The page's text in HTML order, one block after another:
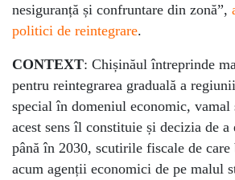
nesiguranță și confruntare din zonă”,
politici de reintegrare.
CONTEXT: Chișinăul întreprinde
pentru reintegrarea graduală a
special în domeniul economic,
acest sens îl constituie și decizia de
până în 2030, scutirile fiscale de care
acum agenții economici de pe malul